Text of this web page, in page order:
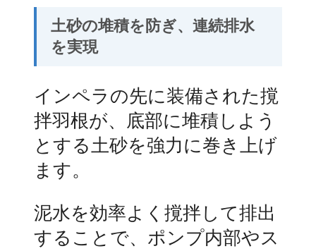
土砂の堆積を防ぎ、連続排水
を実現
インペラの先に装備された撹
拌羽根が、底部に堆積しよう
とする土砂を強力に巻き上げ
ます。
泥水を効率よく撹拌して排出
することで、ポンプ内部やス